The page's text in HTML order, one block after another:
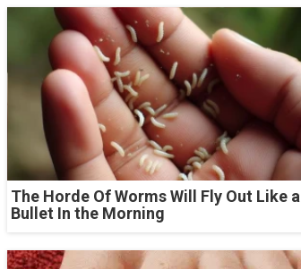
The Horde Of Worms Will Fly Out Like a
Bullet In the Morning